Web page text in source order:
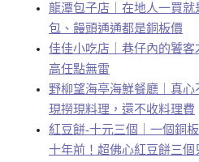
龍潭包子店｜在地人一買
包、饅頭通通都是銅板價
佳佳小吃店｜巷仔內的饕客
高任點無雷
野柳望海亭海鮮餐廳｜真
現撈現料理，還不收料理費
紅豆餅-十元三個｜一個銅
十年前！超佛心紅豆餅三個